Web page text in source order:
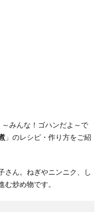
～みんな！ゴハンだよ～で
」のレシピ・作り方をご紹
さん。ねぎやニンニク、し
む炒め物です。